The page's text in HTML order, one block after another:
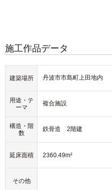
施工作品データ
建築場所 丹波市市島町上田地内
用途・テ
ーマ
複合施設
構造・階
数
鉄骨造 2階建
延床面積 2360.49m²
その他